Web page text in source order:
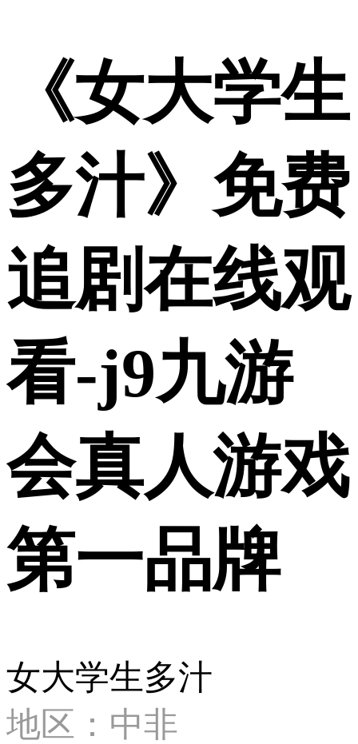
《女大学生
多汁》免费
追剧在线观
看-j9九游
会真人游戏
第一品牌
女大学生多汁
地区：中非